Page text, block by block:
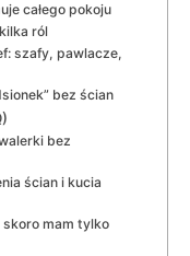
całego pokoju
ról
szafy, pawlacze,
bez ścian
bez
ścian i kucia
mam tylko